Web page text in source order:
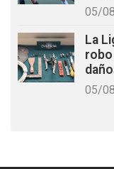
05/
La
05/